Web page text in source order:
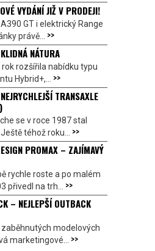
VYDÁNÍ JIŽ V PRODEJI!
GT i elektrický Range
právě... >>
NÁTURA
rozšířila nabídku typu
Hybrid+,... >>
TRANSAXLE
se v roce 1987 stal
téhož roku... >>
PROMAX – ZAJÍMAVÝ
rychle roste a po malém
přivedl na trh... >>
– NEJLEPŠÍ OUTBACK
modelových
marketingové... >>